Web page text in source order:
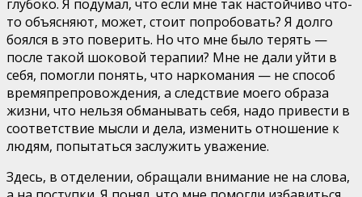
глубоко. Я подумал, что если мне так настойчиво что-
то объясняют, может, стоит попробовать? Я долго
боялся в это поверить. Но что мне было терять —
после такой шоковой терапии? Мне не дали уйти в
себя, помогли понять, что наркомания — не способ
времяпрепровождения, а следствие моего образа
жизни, что нельзя обманывать себя, надо привести в
соответствие мысли и дела, изменить отношение к
людям, попытаться заслужить уважение.
Здесь, в отделении, обращали внимание не на слова,